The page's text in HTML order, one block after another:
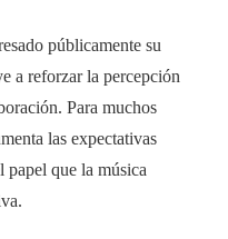
públicamente su
a reforzar la percepción
Para muchos
las expectativas
papel que la música